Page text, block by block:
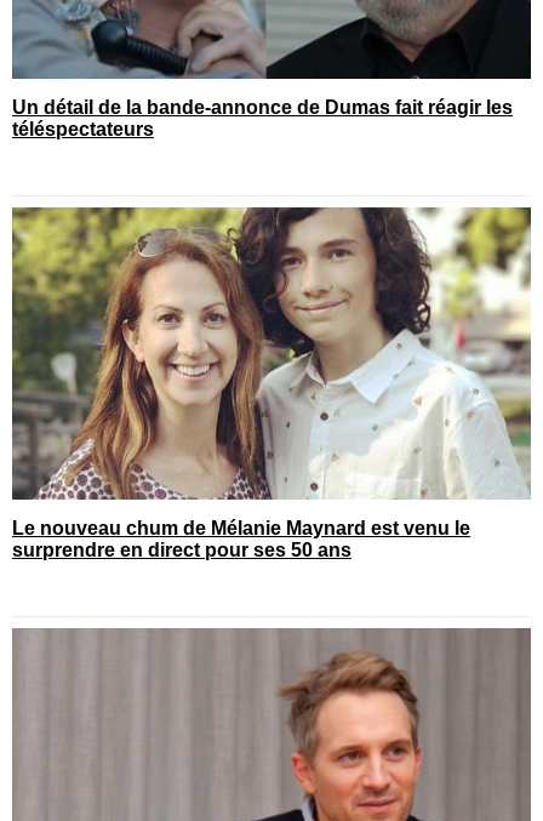
Un détail de la bande-annonce de Dumas fait réagir les
téléspectateurs
Le nouveau chum de Mélanie Maynard est venu le
surprendre en direct pour ses 50 ans